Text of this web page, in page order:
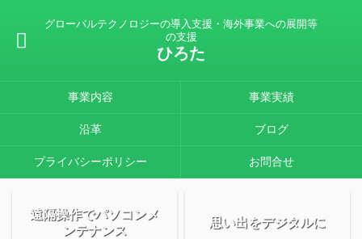
グローバルテクノロジーの導入支援・海外事業への展開等
の支援
ひろた
事業内容 事業実績
沿革 ブログ
プライバシーポリシー お問合せ
遠隔操作でパソコンメ
ンテナンス
思い出をデジタルに